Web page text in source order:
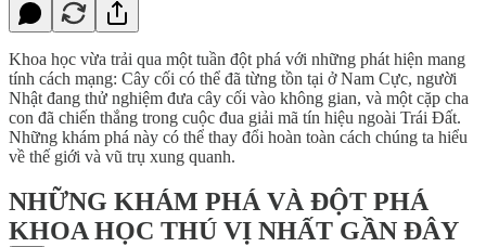
Khoa học vừa trải qua một tuần đột phá với những phát hiện mang
tính cách mạng: Cây cối có thể đã từng tồn tại ở Nam Cực, người
Nhật đang thử nghiệm đưa cây cối vào không gian, và một cặp cha
con đã chiến thắng trong cuộc đua giải mã tín hiệu ngoài Trái Đất.
Những khám phá này có thể thay đổi hoàn toàn cách chúng ta hiểu
về thế giới và vũ trụ xung quanh.
NHỮNG KHÁM PHÁ VÀ ĐỘT PHÁ
KHOA HỌC THÚ VỊ NHẤT GẦN ĐÂY